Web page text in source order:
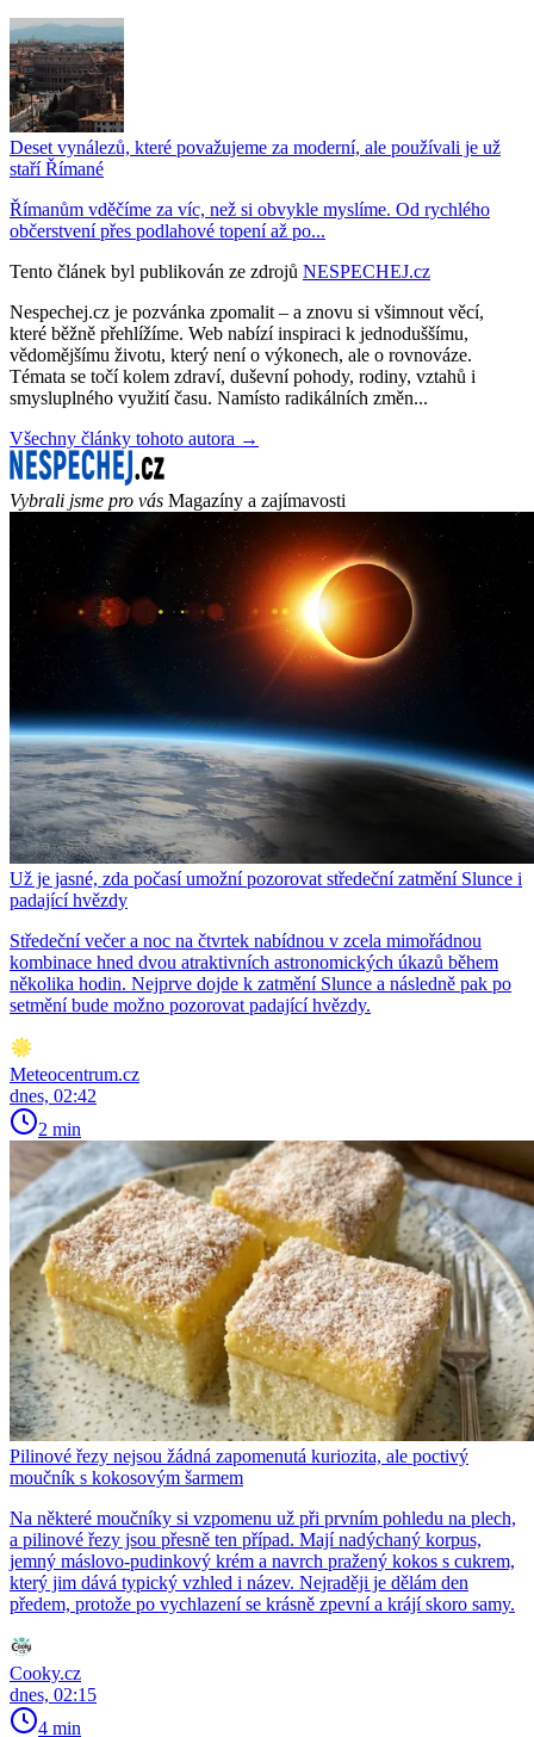
Deset vynálezů, které považujeme za moderní, ale používali je už
staří Římané
Římanům vděčíme za víc, než si obvykle myslíme. Od rychlého
občerstvení přes podlahové topení až po...
Tento článek byl publikován ze zdrojů NESPECHEJ.cz
Nespechej.cz je pozvánka zpomalit – a znovu si všimnout věcí,
které běžně přehlížíme. Web nabízí inspiraci k jednoduššímu,
vědomějšímu životu, který není o výkonech, ale o rovnováze.
Témata se točí kolem zdraví, duševní pohody, rodiny, vztahů i
smysluplného využití času. Namísto radikálních změn...
Všechny články tohoto autora →
Vybrali jsme pro vás Magazíny a zajímavosti
Už je jasné, zda počasí umožní pozorovat středeční zatmění Slunce i
padající hvězdy
Středeční večer a noc na čtvrtek nabídnou v zcela mimořádnou
kombinace hned dvou atraktivních astronomických úkazů během
několika hodin. Nejprve dojde k zatmění Slunce a následně pak po
setmění bude možno pozorovat padající hvězdy.
Meteocentrum.cz
dnes, 02:42
2 min
Pilinové řezy nejsou žádná zapomenutá kuriozita, ale poctivý
moučník s kokosovým šarmem
Na některé moučníky si vzpomenu už při prvním pohledu na plech,
a pilinové řezy jsou přesně ten případ. Mají nadýchaný korpus,
jemný máslovo-pudinkový krém a navrch pražený kokos s cukrem,
který jim dává typický vzhled i název. Nejraději je dělám den
předem, protože po vychlazení se krásně zpevní a krájí skoro samy.
Cooky.cz
dnes, 02:15
4 min